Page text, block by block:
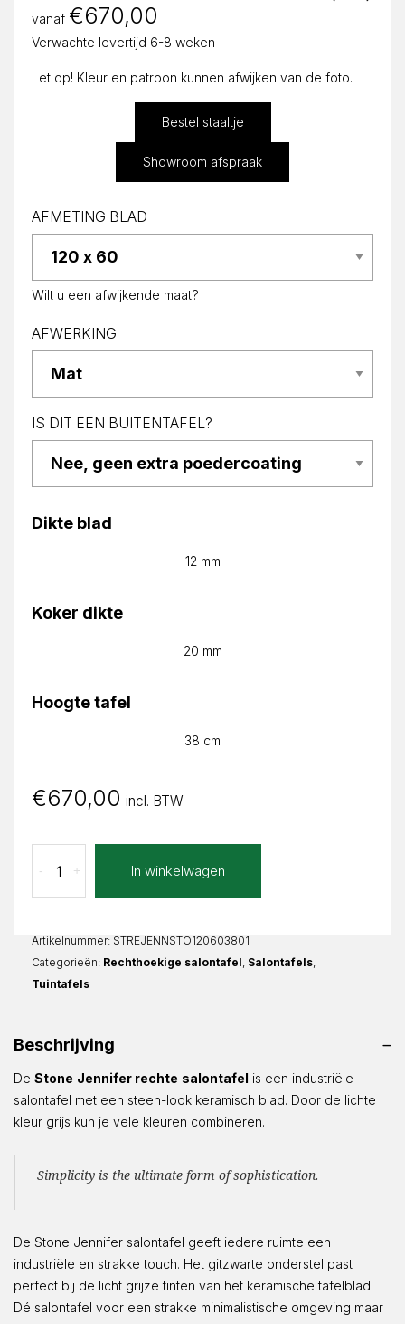
vanaf €670,00
Verwachte levertijd 6-8 weken
Let op! Kleur en patroon kunnen afwijken van de foto.
Bestel staaltje
Showroom afspraak
AFMETING BLAD
Wilt u een afwijkende maat?
AFWERKING
IS DIT EEN BUITENTAFEL?
Dikte blad
12 mm
Koker dikte
20 mm
Hoogte tafel
38 cm
€670,00 incl. BTW
Jennifer
Recht
+
- In winkelwagen
Artikelnummer: STREJENNSTO120603801
Categorieën: Rechthoekige salontafel Salontafels
Tuintafels
Beschrijving
De Stone Jennifer rechte salontafel is een industriële
salontafel met een steen-look keramisch blad. Door de lichte
kleur grijs kun je vele kleuren combineren.
Simplicity is the ultimate form of sophistication.
De Stone Jennifer salontafel geeft iedere ruimte een
industriële en strakke touch. Het gitzwarte onderstel past
perfect bij de licht grijze tinten van het keramische tafelblad.
Dé salontafel voor een strakke minimalistische omgeving maar